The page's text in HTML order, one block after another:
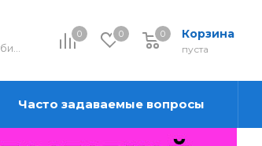
0 0 Корзина
0
пуста
0
Часто задаваемые вопросы